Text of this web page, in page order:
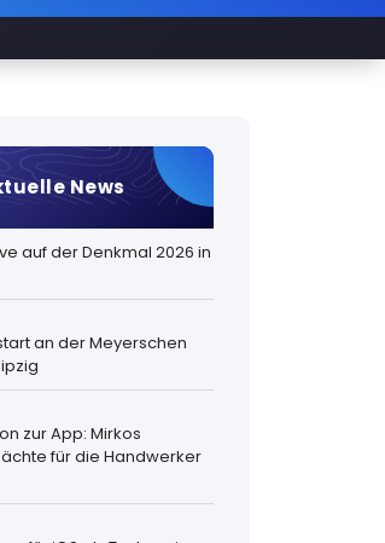
News
auf der Denkmal 2026 in
an der Meyerschen
zur App: Mirkos
für die Handwerker